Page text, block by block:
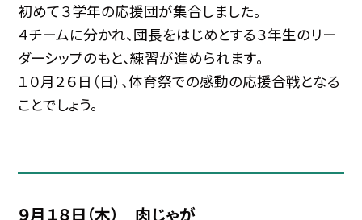
初めて３学年の応援団が集合しました。
４チームに分かれ、団長をはじめとする３年生のリー
ダーシップのもと、練習が進められます。
１０月２６日（日）、体育祭での感動の応援合戦となる
ことでしょう。
９月１８日（木） 肉じゃが